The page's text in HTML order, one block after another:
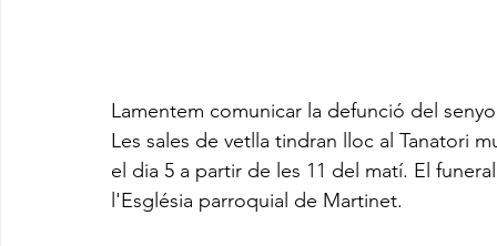
Lamentem comunicar la defunció del
Les sales de vetlla tindran lloc al Tanatori
el dia 5 a partir de les 11 del matí. El
l'Església parroquial de Martinet.